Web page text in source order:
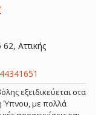
Αττικής
εξειδικεύεται στα
Ύπνου, με πολλά